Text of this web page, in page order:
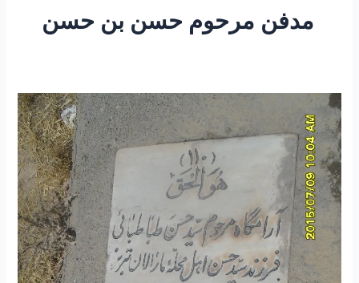
مدفن مرحوم حسن بن حسن
۸۹
-تصاویر
مدفن
مرحوم
حضرت
آقا
سید
حسن
بن
حسن